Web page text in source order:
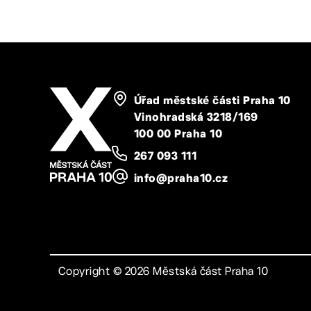
Úřad městské části Praha 10
Vinohradská 3218/169
100 00 Praha 10
267 093 111
info@praha10.cz
Copyright © 2026 Městská část Praha 10